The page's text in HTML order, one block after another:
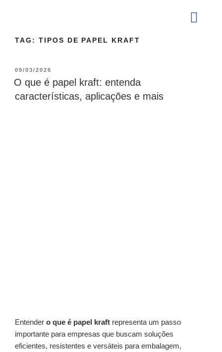
TAG: TIPOS DE PAPEL KRAFT
09/03/2026
O que é papel kraft: entenda
características, aplicações e mais
Entender o que é papel kraft representa um passo
importante para empresas que buscam soluções
eficientes, resistentes e versáteis para embalagem,